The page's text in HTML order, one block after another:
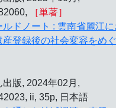
［単著］
ルドノート : 雲南省麗江に
産登録後の社会変容をめ
版, 2024年02月,
ii, 35p, 日本語